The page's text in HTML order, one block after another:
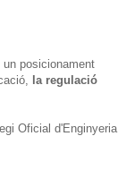
posicionament
la regulació
Oficial d'Enginyeria